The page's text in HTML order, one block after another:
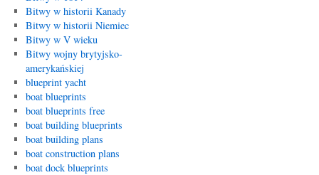
Bitwy w historii Kanady
Bitwy w historii Niemiec
Bitwy w V wieku
Bitwy wojny brytyjsko-
amerykańskiej
blueprint yacht
boat blueprints
boat blueprints free
boat building blueprints
boat building plans
boat construction plans
boat dock blueprints